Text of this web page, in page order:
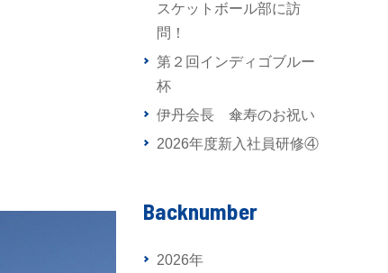
スケットボール部に訪
問！
第２回インディゴブルー
杯
伊丹会長 傘寿のお祝い
2026年度新入社員研修④
Backnumber
2026年